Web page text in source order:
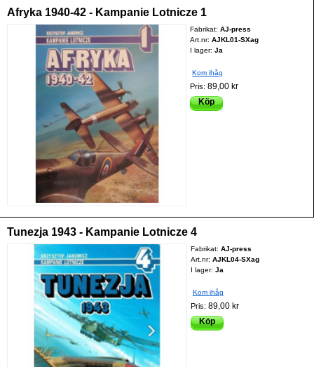
Afryka 1940-42 - Kampanie Lotnicze 1
Fabrikat:AJ-press
Art.nr:AJKL01-SXag
I lager: Ja
Kom ihåg
Pris:89,00 kr
Köp
Tunezja 1943 - Kampanie Lotnicze 4
Fabrikat: AJ-press
Art.nr: AJKL04-SXag
I lager: Ja
Kom ihåg
Pris: 89,00 kr
Köp